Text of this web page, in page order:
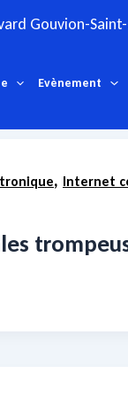
Gouvion-
Evènement
Pratiques
, Internet